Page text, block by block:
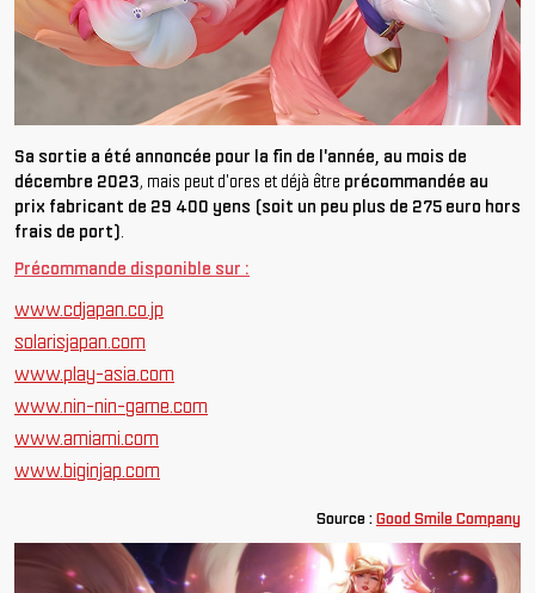
Sa sortie a été annoncée pour la fin de l'année, au mois de
décembre 2023, mais peut d'ores et déjà être précommandée au
prix fabricant de 29 400 yens (soit un peu plus de 275 euro hors
frais de port).
Précommande disponible sur :
www.cdjapan.co.jp
solarisjapan.com
www.play-asia.com
www.nin-nin-game.com
www.amiami.com
www.biginjap.com
Source :Good Smile Company